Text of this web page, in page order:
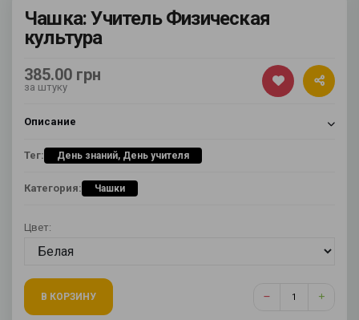
Чашка: Учитель Физическая
культура
385.00 грн
за штуку
Описание
Тег: День знаний, День учителя
Категория: Чашки
Цвет:
В КОРЗИНУ